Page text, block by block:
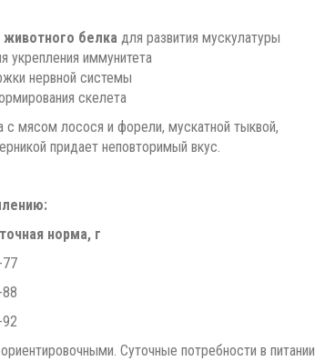
белка для развития мускулатуры
укрепления иммунитета
нервной системы
скелета
с мясом лосося и форели, мускатной тыквой,
придает неповторимый вкус.
норма, г
Суточные потребности в питании